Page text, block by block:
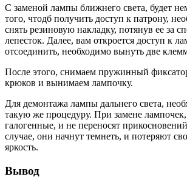
С заменой лампы ближнего света, будет
того, чтодб получить доступ к патрону,
снять резиновую накладку, потянув ее за
лепесток. Далее, вам откроется доступ к
отсоединить, необходимо вынуть две
После этого, снимаем пружинный
крюков и вынимаем лампочку.
Для демонтажа лампы дальнего света,
такую же процедуру. При замене
галогенные, и не переносят
случае, они начнут темнеть, и потеряют
яркость.
Вывод